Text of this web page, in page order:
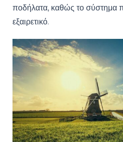
ποδήλατα, καθώς το σύστημα
εξαιρετικό.